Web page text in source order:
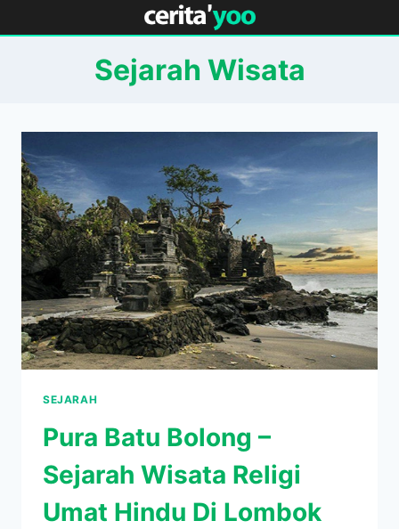
to
Sejarah Wisata
SEJARAH
Pura Batu Bolong –
Sejarah Wisata Religi
Umat Hindu Di Lombok